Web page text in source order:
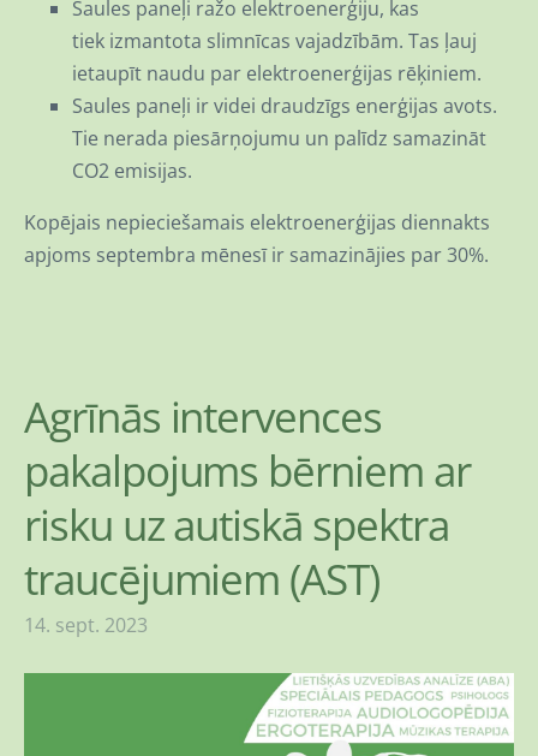
Saules paneļi ražo elektroenerģiju, kas
tiek izmantota slimnīcas vajadzībām. Tas ļauj
ietaupīt naudu par elektroenerģijas rēķiniem.
Saules paneļi ir videi draudzīgs enerģijas avots.
Tie nerada piesārņojumu un palīdz samazināt
CO2 emisijas.
Kopējais nepieciešamais elektroenerģijas diennakts
apjoms septembra mēnesī ir samazinājies par 30%.
Agrīnās intervences
pakalpojums bērniem ar
risku uz autiskā spektra
traucējumiem (AST)
14. sept. 2023